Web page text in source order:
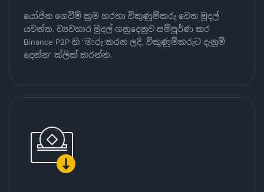
යෝජිත ගෙවීම් ක්‍රම හරහා විකුණුම්කරු වෙත මුදල්
යවන්න. ව්‍යවහාර මුදල් ගනුදෙනුව සම්පූර්ණ කර
Binance P2P හි "මාරු කරන ලදි, විකුණුම්කරුට දැනුම්
දෙන්න" ක්ලික් කරන්න.